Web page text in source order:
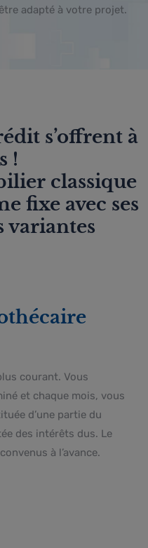
adapté à votre projet.
s’offrent à
!
classique
fixe avec ses
variantes
courant. Vous
et chaque mois, vous
d’une partie du
des intérêts dus. Le
à l’avance.